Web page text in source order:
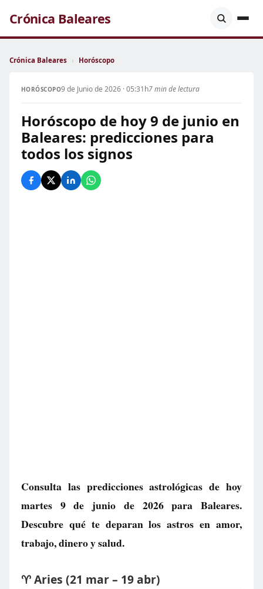
Crónica Baleares
Crónica Baleares › Horóscopo
HORÓSCOPO9 de Junio de 2026 · 05:31h7 min de lectura
Horóscopo de hoy 9 de junio en
Baleares: predicciones para
todos los signos
Consulta las predicciones astrológicas de hoy
martes 9 de junio de 2026 para Baleares.
Descubre qué te deparan los astros en amor,
trabajo, dinero y salud.
♈ Aries (21 mar – 19 abr)